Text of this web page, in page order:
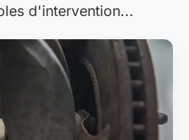
d'intervention...